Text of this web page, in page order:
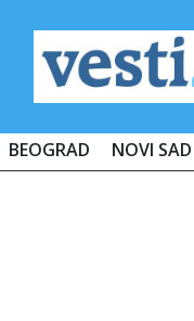
BEOGRAD NOVI SAD